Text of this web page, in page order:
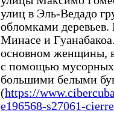
улиц в Эль-Ведадо
обломками
Минасе и
основном женщины,
с помощью мусорных
большими белыми
(https://
e196568-s27061-